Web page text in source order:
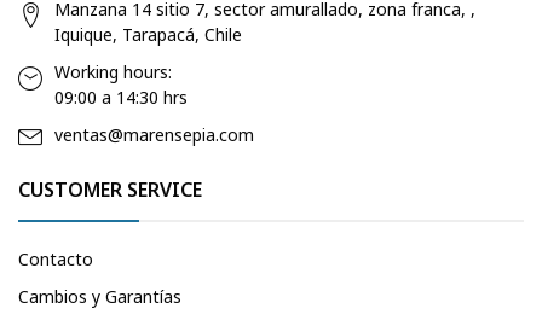
Manzana 14 sitio 7, sector amurallado, zona franca, ,
Iquique, Tarapacá, Chile
Working hours:
09:00 a 14:30 hrs
ventas@marensepia.com
CUSTOMER SERVICE
Contacto
Cambios y Garantías